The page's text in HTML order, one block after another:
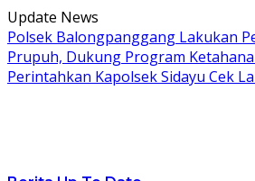
Langsung
ke
konten
Update News
Polsek Balongpanggang Lakukan
Prupuh, Dukung Program
Perintahkan Kapolsek Sidayu Cek